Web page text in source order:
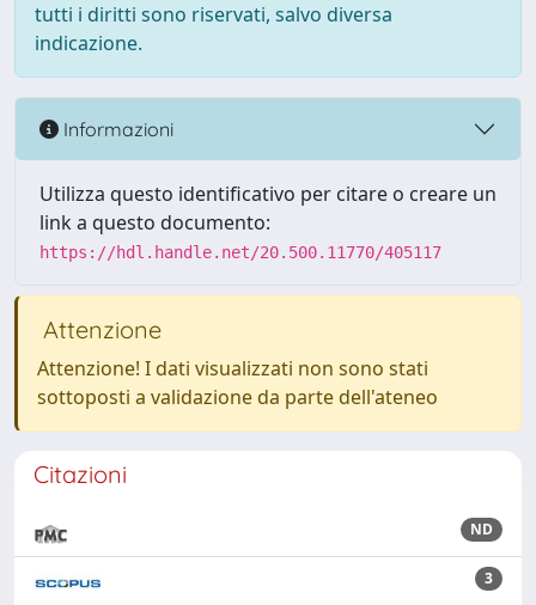
tutti i diritti sono riservati, salvo diversa
indicazione.
Informazioni
Utilizza questo identificativo per citare o creare un
link a questo documento:
https://hdl.handle.net/20.500.11770/405117
Attenzione
Attenzione! I dati visualizzati non sono stati
sottoposti a validazione da parte dell'ateneo
Citazioni
ND
3